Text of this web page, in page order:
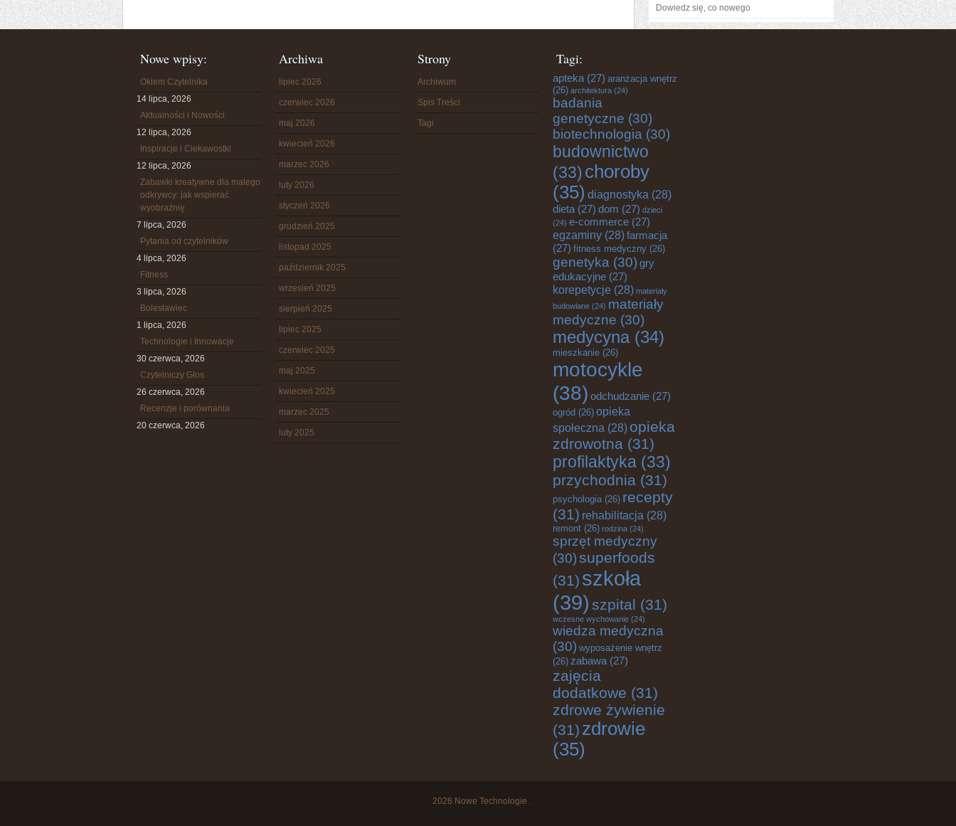
Dowiedz się, co nowego
Nowe wpisy:
Okiem Czytelnika
14 lipca, 2026
Aktualności i Nowości
12 lipca, 2026
Inspiracje i Ciekawostki
12 lipca, 2026
Zabawki kreatywne dla małego
odkrywcy: jak wspierać
wyobraźnię
7 lipca, 2026
Pytania od czytelników
4 lipca, 2026
Fitness
3 lipca, 2026
Bolesławiec
1 lipca, 2026
Technologie i Innowacje
30 czerwca, 2026
Czytelniczy Głos
26 czerwca, 2026
Recenzje i porównania
20 czerwca, 2026
Archiwa
lipiec 2026
czerwiec 2026
maj 2026
kwiecień 2026
marzec 2026
luty 2026
styczeń 2026
grudzień 2025
listopad 2025
październik 2025
wrzesień 2025
sierpień 2025
lipiec 2025
czerwiec 2025
maj 2025
kwiecień 2025
marzec 2025
luty 2025
Strony
Archiwum
Spis Treści
Tagi
Tagi:
apteka (27) aranżacja wnętrz
(26) architektura (24)
badania
genetyczne (30)
biotechnologia (30)
budownictwo
(33)choroby
(35) diagnostyka (28)
dieta (27) dom (27) dzieci
(24) e-commerce (27)
egzaminy (28)farmacja
(27) fitness medyczny (26)
genetyka (30) gry
edukacyjne (27)
korepetycje (28) materiały
budowlane (24) materiały
medyczne (30)
medycyna(34)
mieszkanie (26)
motocykle
(38) odchudzanie (27)
ogród (26) opieka
społeczna (28) opieka
zdrowotna (31)
profilaktyka (33)
przychodnia (31)
psychologia(26) recepty
(31) rehabilitacja (28)
remont (26) rodzina (24)
sprzęt medyczny
(30)superfoods
(31) szkoła
(39) szpital (31)
wczesne wychowanie (24)
wiedza medyczna
(30) wyposażenie wnętrz
(26) zabawa (27)
zajęcia
dodatkowe (31)
zdrowe żywienie
(31) zdrowie
(35)
2026 Nowe Technologie .